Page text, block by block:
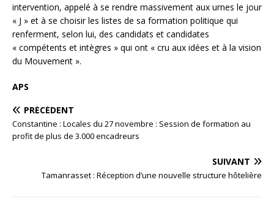
intervention, appelé à se rendre massivement aux urnes le jour
« J » et à se choisir les listes de sa formation politique qui
renferment, selon lui, des candidats et candidates
« compétents et intègres » qui ont « cru aux idées et à la vision
du Mouvement ».
APS
PRÉCÉDENT
Constantine : Locales du 27 novembre : Session de formation au
profit de plus de 3.000 encadreurs
SUIVANT
Tamanrasset : Réception d’une nouvelle structure hôtelière